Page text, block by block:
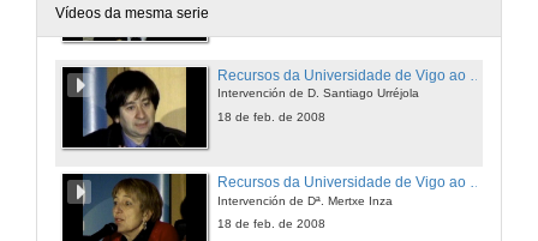
Vídeos da mesma serie
Intervención de D. Santiago Urréjola
18 de feb. de 2008
Recursos da Universidade de Vigo ao teu servizo para a procura de emprego e o exercio profesional
Intervención de Dª. Mertxe Inza
18 de feb. de 2008